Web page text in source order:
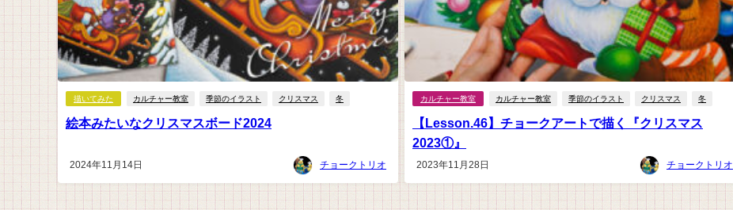
描いてみた カルチャー教室 季節のイラスト クリスマス 冬
絵本みたいなクリスマスボード2024
2024年11月14日 チョークトリオ
カルチャー教室 カルチャー教室 季節のイラスト クリスマス 冬
【Lesson.46】チョークアートで描く『クリスマス
2023①』
2023年11月28日 チョークトリオ